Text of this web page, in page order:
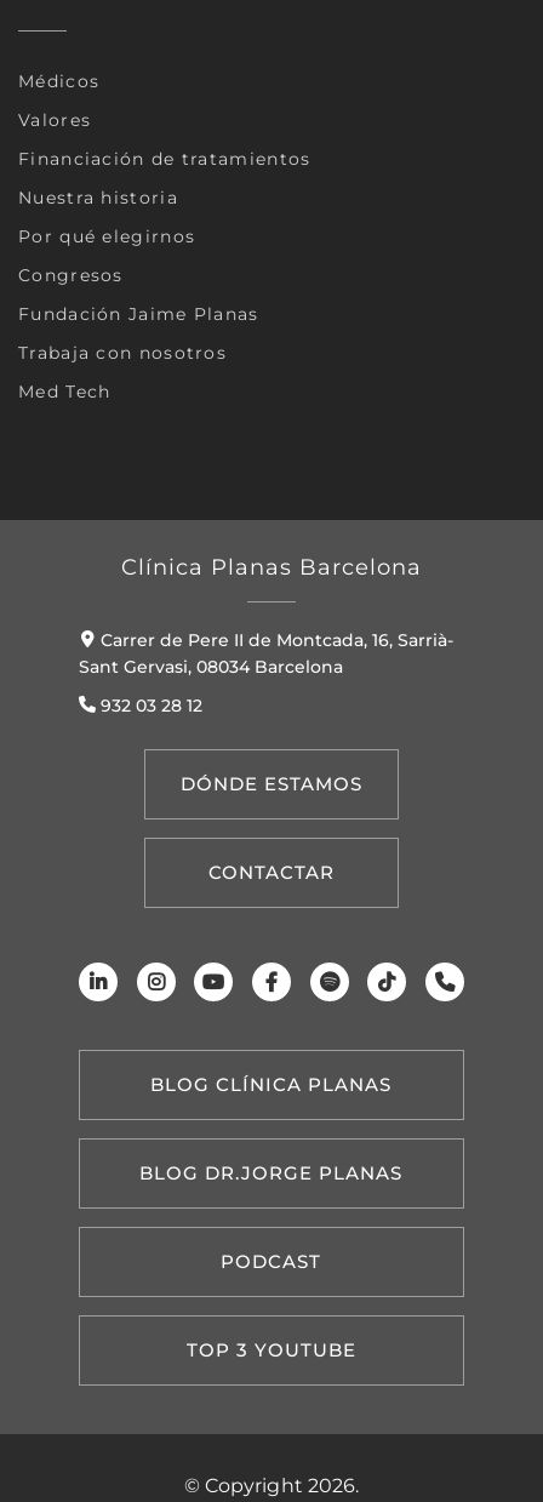
Médicos
Valores
Financiación de tratamientos
Nuestra historia
Por qué elegirnos
Congresos
Fundación Jaime Planas
Trabaja con nosotros
Med Tech
Clínica Planas Barcelona
Carrer de Pere II de Montcada, 16, Sarrià-
Sant Gervasi, 08034 Barcelona
932 03 28 12
DÓNDE ESTAMOS
CONTACTAR
BLOG CLÍNICA PLANAS
BLOG DR.JORGE PLANAS
PODCAST
TOP 3 YOUTUBE
© Copyright 2026.